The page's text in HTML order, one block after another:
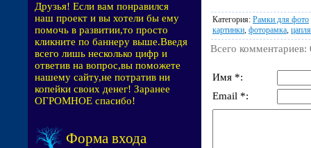
Друзья! Если вам понравился
наш проект и вы хотели бы ему
помочь в развитии,то просто
кликните по баннеру выше.Введя
всего лишь несколько цифр и
ответив на вопрос,вы поможете
нашему сайту,не потратив ни
копейки своих денег! Заранее
ОГРОМНОЕ спасибо!
Форма входа
Категория: Рамки для фото
картинки фоторамка цапля
Всего комментариев:
Имя *:
Email *: